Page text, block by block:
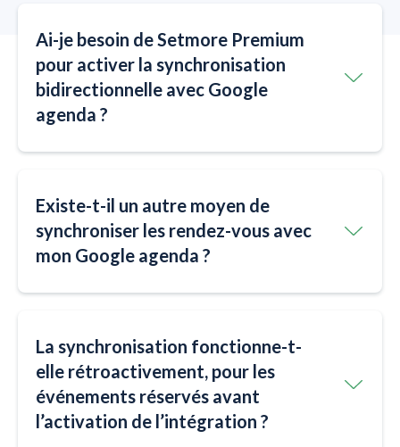
Ai-je besoin de Setmore Premium
pour activer la synchronisation
bidirectionnelle avec Google
agenda ?
Existe-t-il un autre moyen de
synchroniser les rendez-vous avec
mon Google agenda ?
La synchronisation fonctionne-t-
elle rétroactivement, pour les
événements réservés avant
l’activation de l’intégration ?